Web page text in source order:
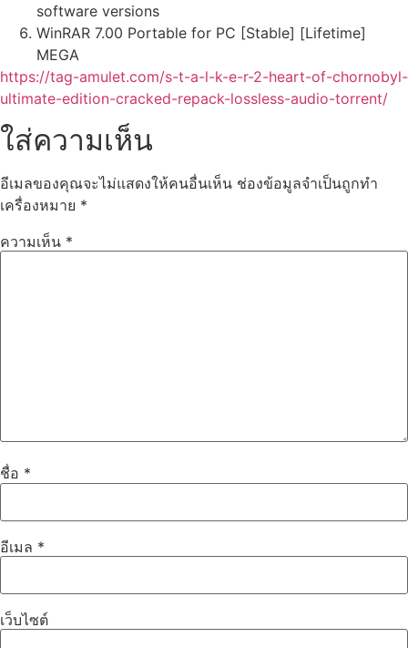
software versions
WinRAR 7.00 Portable for PC [Stable] [Lifetime]
MEGA
https://tag-amulet.com/s-t-a-l-k-e-r-2-heart-of-chornobyl-
ultimate-edition-cracked-repack-lossless-audio-torrent/
ใส่ความเห็น
อีเมลของคุณจะไม่แสดงให้คนอื่นเห็น ช่องข้อมูลจำเป็นถูกทำ
เครื่องหมาย *
ความเห็น *
ชื่อ *
อีเมล *
เว็บไซต์